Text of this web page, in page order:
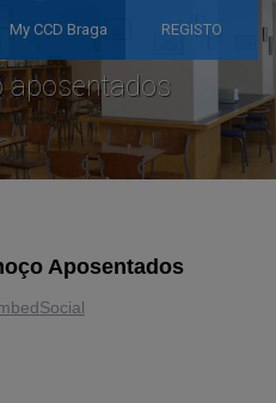
My CCD Braga REGISTO
aposentados